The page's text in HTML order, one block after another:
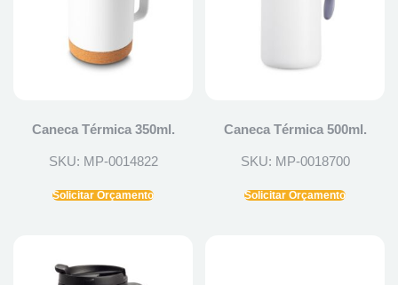
Caneca Térmica 350ml.
SKU: MP-0014822
Solicitar Orçamento
Caneca Térmica 500ml.
SKU: MP-0018700
Solicitar Orçamento